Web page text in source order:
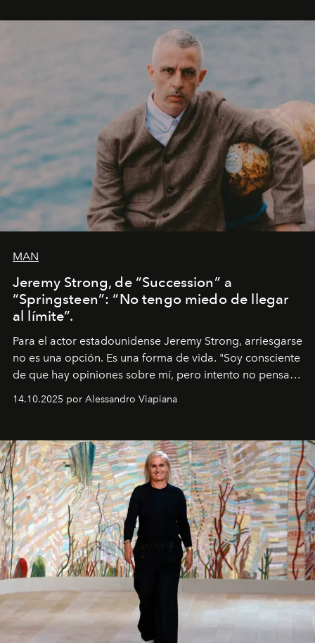
MAN
Jeremy Strong, de “Succession” a
“Springsteen”: “No tengo miedo de llegar
al límite”.
Para el actor estadounidense Jeremy Strong, arriesgarse
no es una opción. Es una forma de vida. "Soy consciente
de que hay opiniones sobre mí, pero intento no pensar
demasiado en cómo me perciben. Creo que es una
pérdida de tiempo", afirma.
14.10.2025 por Alessandro Viapiana